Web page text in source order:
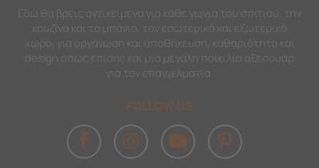
Εδώ θα βρεις αντικείμενα για κάθε γωνιά του σπιτιού, την
κουζίνα και το μπάνιο, τον εσωτερικό και εξωτερικό
χώρο, για οργάνωση και αποθήκευση, καθαριότητα και
design όπως επίσης και μια μεγάλη ποικιλία αξεσουάρ
για τον επαγγελματία.
FOLLOW US